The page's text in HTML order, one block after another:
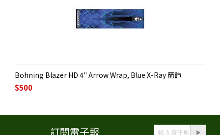
Bohning Blazer HD 4" Arrow Wrap, Blue X-Ray 箭飾
$500
訂閱電子報